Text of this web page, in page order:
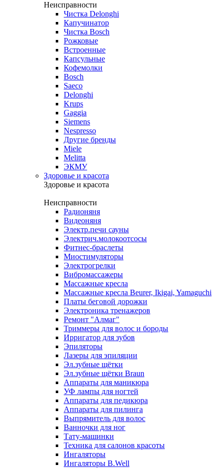
Неисправности
Чистка Delonghi
Капучинатор
Чистка Bosch
Рожковые
Встроенные
Капсульные
Кофемолки
Bosch
Saeco
Delonghi
Krups
Gaggia
Siemens
Nespresso
Другие бренды
Miele
Melitta
ЭКМУ
Здоровье и красота
Здоровье и красота
Неисправности
Радионяня
Видеоняня
Электр.печи сауны
Электрич.молокоотсосы
Фитнес-браслеты
Миостимуляторы
Электрогрелки
Вибромассажеры
Массажные кресла
Массажные кресла Beurer, Ikigai, Yamaguchi
Платы беговой дорожки
Электроника тренажеров
Ремонт "Алмаг"
Триммеры для волос и бороды
Ирригатор для зубов
Эпиляторы
Лазеры для эпиляции
Эл.зубные щётки
Эл.зубные щётки Braun
Аппараты для маникюра
УФ лампы для ногтей
Аппараты для педикюра
Аппараты для пилинга
Выпрямитель для волос
Ванночки для ног
Тату-машинки
Техника для салонов красоты
Ингаляторы
Ингаляторы B.Well